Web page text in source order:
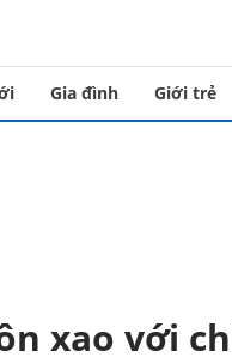
Gia đình Giới trẻ
xao với